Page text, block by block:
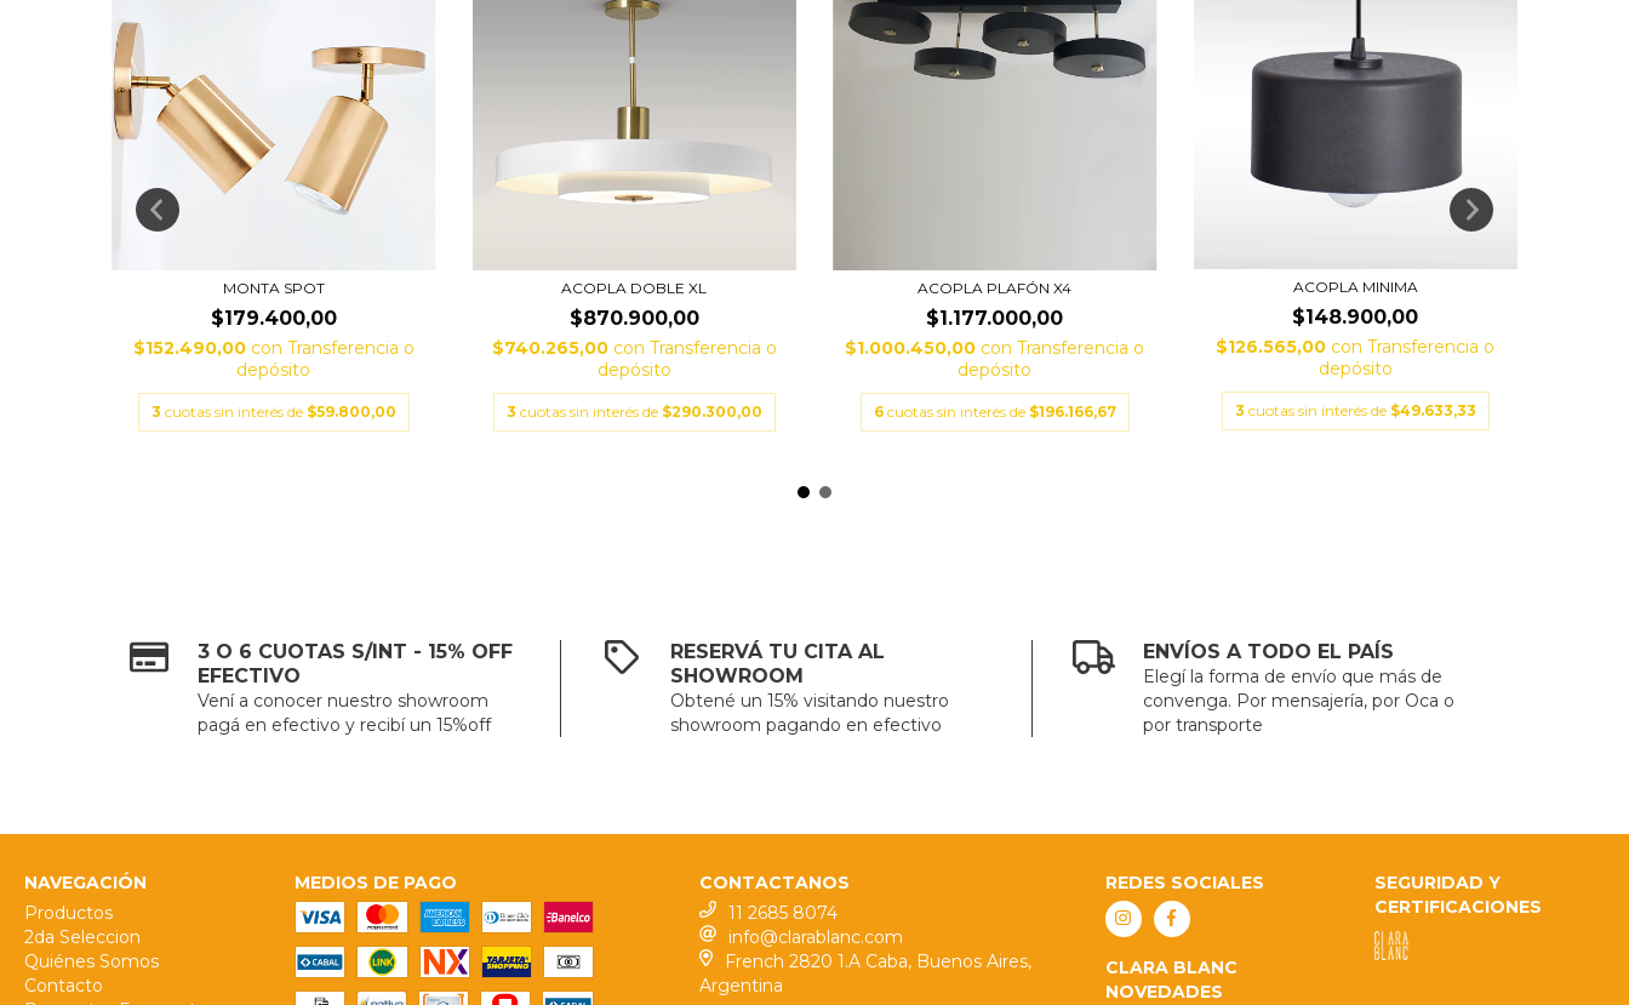
MONTA SPOT
$179.400,00
$152.490,00 con Transferencia o
depósito
3 cuotas sin interés de $59.800,00
ACOPLA DOBLE XL
$870.900,00
$740.265,00 con Transferencia o
depósito
3 cuotas sin interés de $290.300,00
ACOPLA PLAFÓN X4
$1.177.000,00
$1.000.450,00 con Transferencia o
depósito
6 cuotas sin interés de $196.166,67
ACOPLA MINIMA
$148.900,00
$126.565,00 con Transferencia o
depósito
3 cuotas sin interés de $49.633,33
3 O 6 CUOTAS S/INT - 15% OFF
EFECTIVO
Vení a conocer nuestro showroom
pagá en efectivo y recibí un 15%off
RESERVÁ TU CITA AL
SHOWROOM
Obtené un 15% visitando nuestro
showroom pagando en efectivo
ENVÍOS A TODO EL PAÍS
Elegí la forma de envío que más de
convenga. Por mensajería, por Oca o
por transporte
NAVEGACIÓN
Productos
2da Seleccion
Quiénes Somos
Contacto
MEDIOS DE PAGO
CONTACTANOS
11 2685 8074
info@clarablanc.com
French 2820 1.A Caba, Buenos Aires,
Argentina
REDES SOCIALES
CLARA BLANC
NOVEDADES
SEGURIDAD Y
CERTIFICACIONES